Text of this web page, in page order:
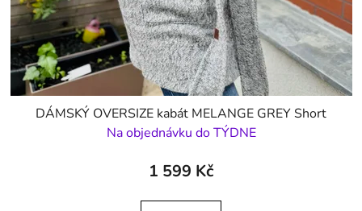
DÁMSKÝ OVERSIZE kabát MELANGE GREY Short
Na objednávku do TÝDNE
1 599 Kč